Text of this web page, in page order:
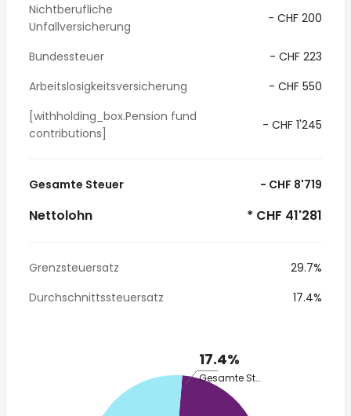
Nichtberufliche
Unfallversicherung
- CHF 200
Bundessteuer
- CHF 223
Arbeitslosigkeitsversicherung
- CHF 550
[withholding_box.Pension fund
contributions]
- CHF 1'245
Gesamte Steuer - CHF 8'719
Nettolohn * CHF 41'281
Grenzsteuersatz
29.7%
Durchschnittssteuersatz
17.4%
17.4%
Gesamte Steuer